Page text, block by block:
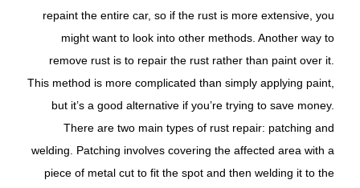
repaint the entire car, so if the rust is more extensive, you
might want to look into other methods. Another way to
remove rust is to repair the rust rather than paint over it.
This method is more complicated than simply applying paint,
but it’s a good alternative if you’re trying to save money.
There are two main types of rust repair: patching and
welding. Patching involves covering the affected area with a
piece of metal cut to fit the spot and then welding it to the